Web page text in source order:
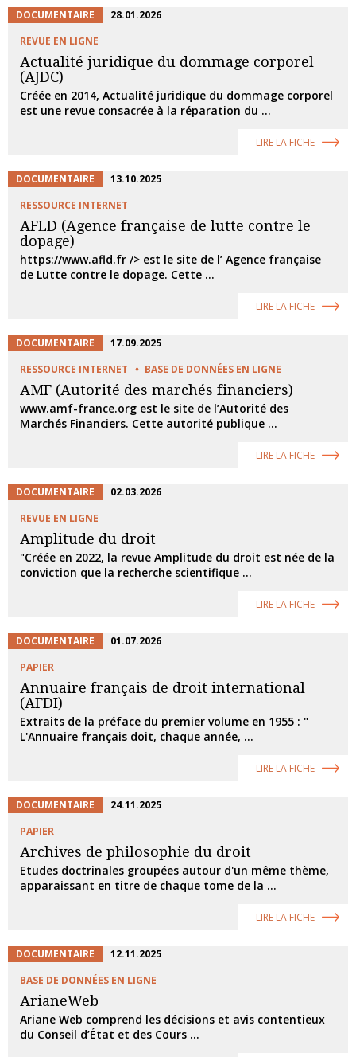
DOCUMENTAIRE
28.01.2026
REVUE EN LIGNE
Actualité juridique du dommage corporel
(AJDC)
Créée en 2014, Actualité juridique du dommage corporel
est une revue consacrée à la réparation du ...
LIRE LA FICHE
DOCUMENTAIRE
13.10.2025
RESSOURCE INTERNET
AFLD (Agence française de lutte contre le
dopage)
https://www.afld.fr /> est le site de l’ Agence française
de Lutte contre le dopage. Cette ...
LIRE LA FICHE
DOCUMENTAIRE
17.09.2025
RESSOURCE INTERNET
BASE DE DONNÉES EN LIGNE
AMF (Autorité des marchés financiers)
www.amf-france.org est le site de l’Autorité des
Marchés Financiers. Cette autorité publique ...
LIRE LA FICHE
DOCUMENTAIRE
02.03.2026
REVUE EN LIGNE
Amplitude du droit
"Créée en 2022, la revue Amplitude du droit est née de la
conviction que la recherche scientifique ...
LIRE LA FICHE
DOCUMENTAIRE
01.07.2026
PAPIER
Annuaire français de droit international
(AFDI)
Extraits de la préface du premier volume en 1955 : "
L'Annuaire français doit, chaque année, ...
LIRE LA FICHE
DOCUMENTAIRE
24.11.2025
PAPIER
Archives de philosophie du droit
Etudes doctrinales groupées autour d'un même thème,
apparaissant en titre de chaque tome de la ...
LIRE LA FICHE
DOCUMENTAIRE
12.11.2025
BASE DE DONNÉES EN LIGNE
ArianeWeb
Ariane Web comprend les décisions et avis contentieux
du Conseil d’État et des Cours ...